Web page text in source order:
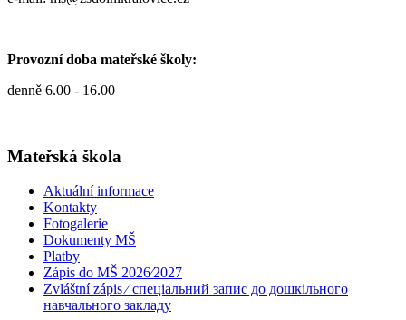
Provozní doba mateřské školy:
denně 6.00 - 16.00
Mateřská škola
Aktuální informace
Kontakty
Fotogalerie
Dokumenty MŠ
Platby
Zápis do MŠ 2026⁄2027
Zvláštní zápis ⁄ спеціальний запис до дошкільного
навчального закладу